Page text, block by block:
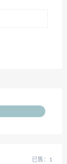
已售：1